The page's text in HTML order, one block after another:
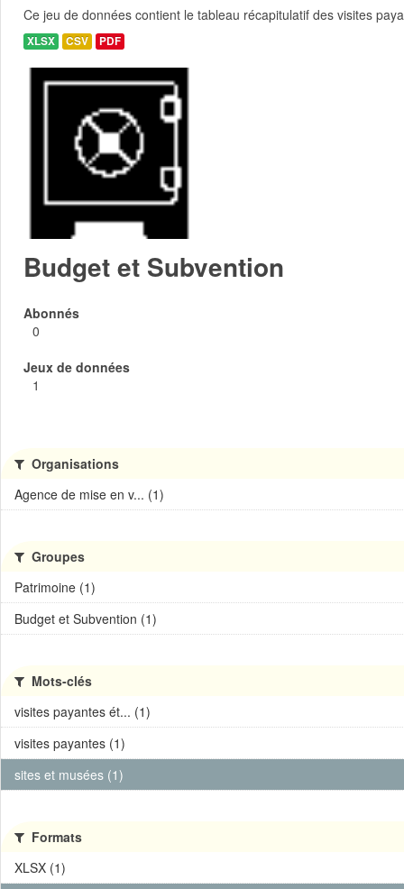
Ce jeu de données contient le tableau récapitulatif des visites
XLSX CSV PDF
Budget et Subvention
Abonnés
0
Jeux de données
1
Organisations
Agence de mise en v... (1)
Groupes
Patrimoine (1)
Budget et Subvention (1)
Mots-clés
visites payantes ét... (1)
visites payantes (1)
sites et musées (1)
Formats
XLSX (1)